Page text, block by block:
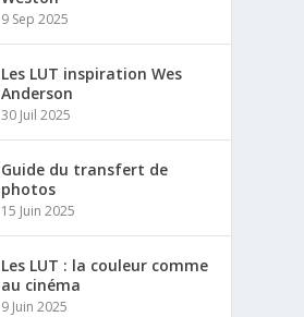
9 Sep 2025
Les LUT inspiration Wes
Anderson
30 Juil 2025
Guide du transfert de
photos
15 Juin 2025
Les LUT : la couleur comme
au cinéma
9 Juin 2025